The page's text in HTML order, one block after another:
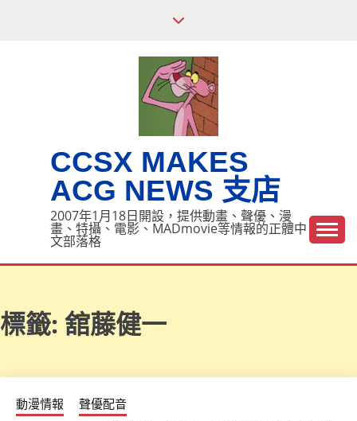
CCSX MAKES
ACG NEWS 支店
2007年1月18日開設，提供動畫、聲優、漫
畫、特攝、電影、MADmovie等情報的正體中
文部落格
標籤: 舘藤健一
動漫情報 聲優配音